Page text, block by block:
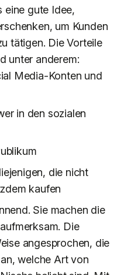
eine gute Idee,
um Kunden
tätigen. Die Vorteile
unter anderem:
Media-Konten und
in den sozialen
die nicht
kaufen
Sie machen die
Die
angesprochen, die
welche Art von